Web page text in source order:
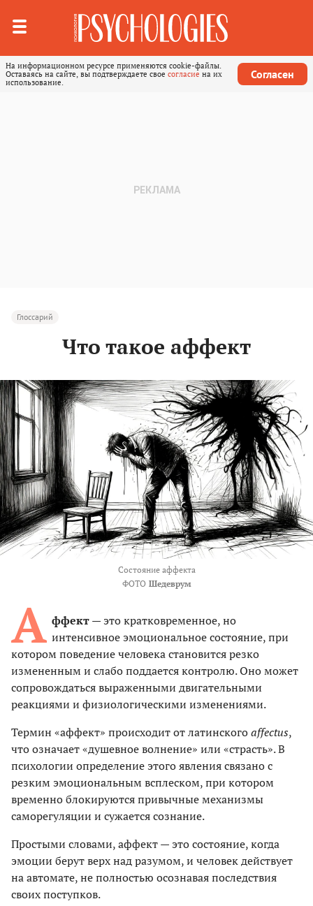
На информационном ресурсе применяются cookie-файлы.
Оставаясь на сайте, вы подтверждаете свое согласие на их
использование.
Согласен
Глоссарий
Что такое аффект
Состояние аффекта
ФОТО Шедеврум
А ффект— это кратковременное, но
интенсивное эмоциональное состояние, при
котором поведение человека становится резко
измененным и слабо поддается контролю. Оно может
сопровождаться выраженными двигательными
реакциями и физиологическими изменениями.
Термин «аффект» происходит от латинскогоaffectus,
что означает «душевное волнение» или «страсть». В
психологии определение этого явления связано с
резким эмоциональным всплеском, при котором
временно блокируются привычные механизмы
саморегуляции и сужается сознание.
Простыми словами, аффект — это состояние, когда
эмоции берут верх над разумом, и человек действует
на автомате, не полностью осознавая последствия
своих поступков.